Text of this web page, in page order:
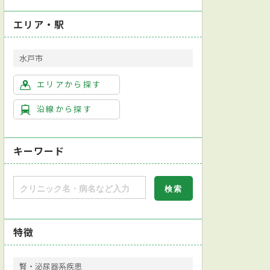
エリア・駅
水戸市
エリアから探す
沿線から探す
キーワード
特徴
腎・泌尿器系疾患